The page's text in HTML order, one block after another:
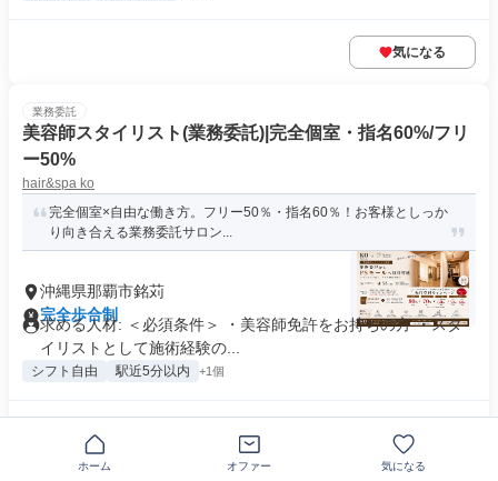
気になる
業務委託
美容師スタイリスト(業務委託)|完全個室・指名60%/フリ
ー50%
hair&spa ko
完全個室×自由な働き方。フリー50％・指名60％！お客様としっか
り向き合える業務委託サロン...
沖縄県那覇市銘苅
完全歩合制
求める人材: ＜必須条件＞ ・美容師免許をお持ちの方 ・スタ
イリストとして施術経験の...
シフト自由 駅近5分以内 +1個
気になる
ホーム オファー 気になる